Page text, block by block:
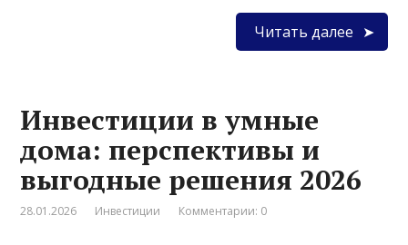
Читать далее
Инвестиции в умные
дома: перспективы и
выгодные решения 2026
28.01.2026 Инвестиции Комментарии: 0